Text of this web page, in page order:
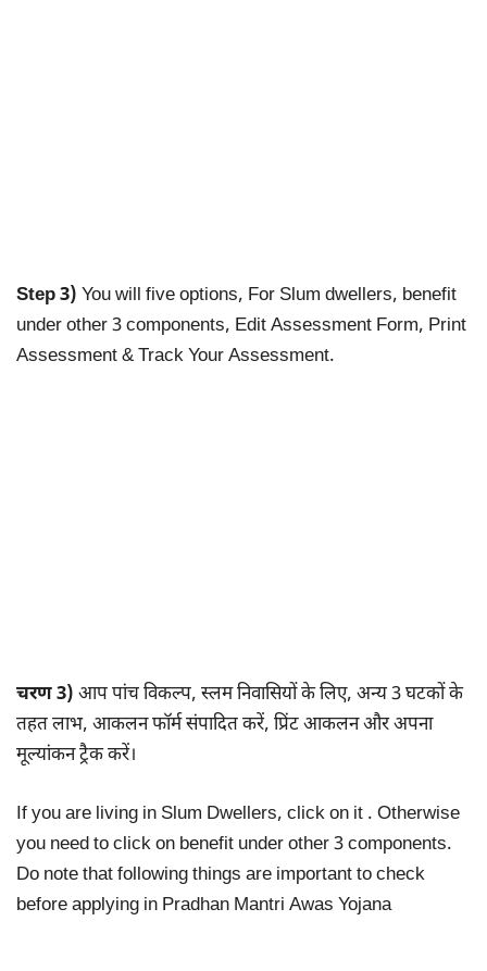
Step 3) You will five options, For Slum dwellers, benefit
under other 3 components, Edit Assessment Form, Print
Assessment & Track Your Assessment.
चरण 3) आप पांच विकल्प, स्लम निवासियों के लिए, अन्य 3 घटकों के
तहत लाभ, आकलन फॉर्म संपादित करें, प्रिंट आकलन और अपना
मूल्यांकन ट्रैक करें।
If you are living in Slum Dwellers, click on it . Otherwise
you need to click on benefit under other 3 components.
Do note that following things are important to check
before applying in Pradhan Mantri Awas Yojana